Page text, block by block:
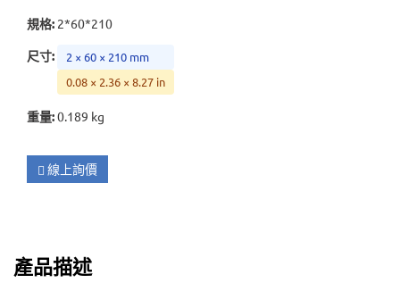
規格: 2*60*210
尺寸:
2 × 60 × 210 mm
0.08 × 2.36 × 8.27 in
重量:0.189 kg
線上詢價
產品描述